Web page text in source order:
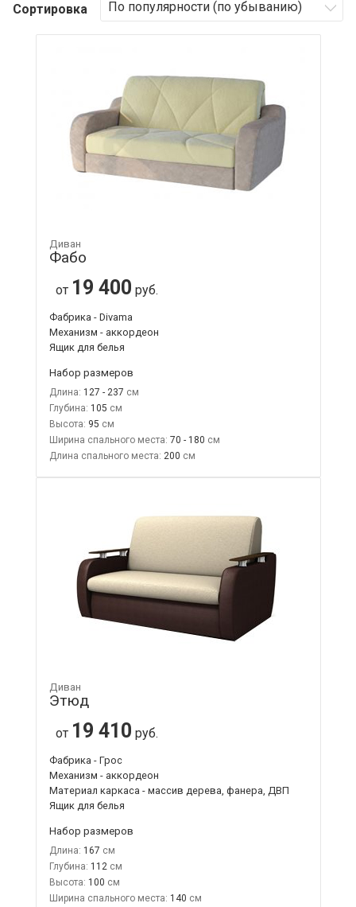
Сортировка
Диван
Фабо
от 19 400 руб.
Фабрика - Divama
Механизм - аккордеон
Ящик для белья
Набор размеров
Длина: 127 - 237
Глубина: 105
Высота: 95
Ширина спального места: 70 - 180
Длина спального места: 200
Диван
Этюд
от 19 410 руб.
Фабрика - Грос
Механизм - аккордеон
Материал каркаса - массив дерева, фанера, ДВП
Ящик для белья
Набор размеров
Длина: 167
Глубина: 112
Высота: 100
Ширина спального места: 140